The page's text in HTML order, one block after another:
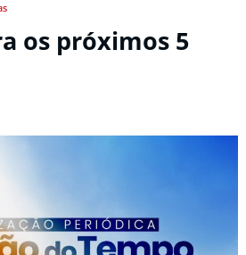
os próximos 5